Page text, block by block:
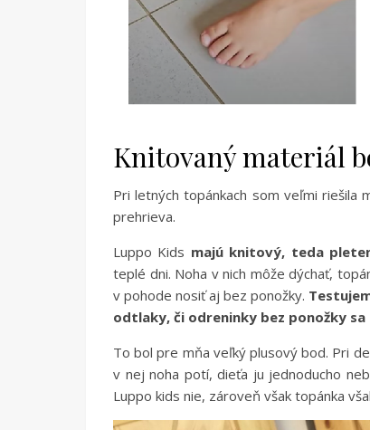
Knitovaný materiál
Pri letných topánkach som veľmi riešila
prehrieva.
Luppo Kids majú knitový, teda
teplé dni. Noha v nich môže dýchať,
v pohode nosiť aj bez ponožky.
odtlaky, či odreninky bez ponožky sa
To bol pre mňa veľký plusový bod. Pri
v nej noha potí, dieťa ju jednoducho
Luppo kids nie, zároveň však topánka